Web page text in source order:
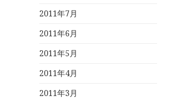
2011年7月
2011年6月
2011年5月
2011年4月
2011年3月